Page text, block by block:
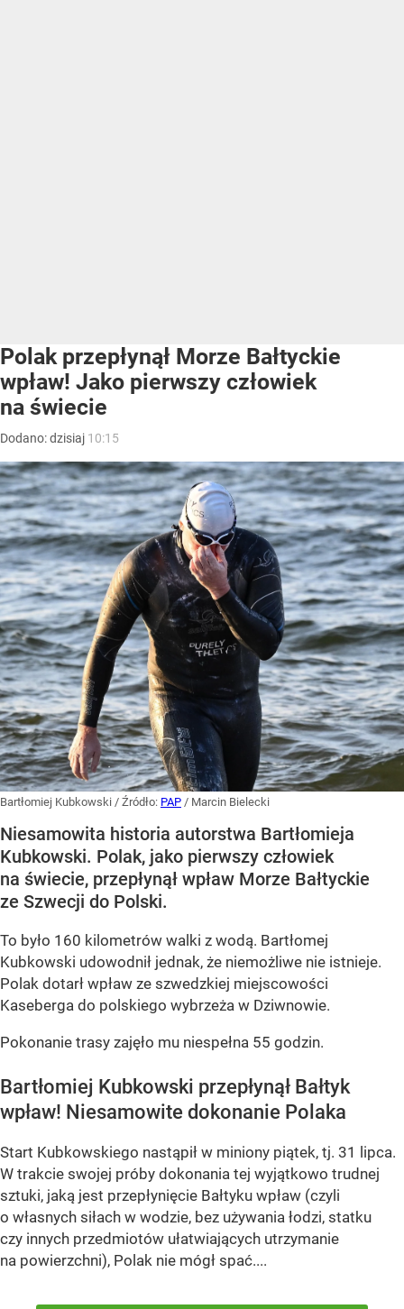
Polak przepłynął Morze Bałtyckie
wpław! Jako pierwszy człowiek
na świecie
Dodano:dzisiaj 10:15
Bartłomiej Kubkowski / Źródło: PAP / Marcin Bielecki
Niesamowita historia autorstwa Bartłomieja
Kubkowski. Polak, jako pierwszy człowiek
na świecie, przepłynął wpław Morze Bałtyckie
ze Szwecji do Polski.
To było 160 kilometrów walki z wodą. Bartłomej
Kubkowski udowodnił jednak, że niemożliwe nie istnieje.
Polak dotarł wpław ze szwedzkiej miejscowości
Kaseberga do polskiego wybrzeża w Dziwnowie.
Pokonanie trasy zajęło mu niespełna 55 godzin.
Bartłomiej Kubkowski przepłynął Bałtyk
wpław! Niesamowite dokonanie Polaka
Start Kubkowskiego nastąpił w miniony piątek, tj. 31 lipca.
W trakcie swojej próby dokonania tej wyjątkowo trudnej
sztuki, jaką jest przepłynięcie Bałtyku wpław (czyli
o własnych siłach w wodzie, bez używania łodzi, statku
czy innych przedmiotów ułatwiających utrzymanie
na powierzchni), Polak nie mógł spać....